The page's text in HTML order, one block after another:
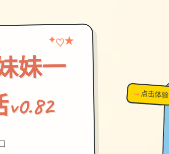
妹一
✦♡
★
↗超棒！
→点击体验